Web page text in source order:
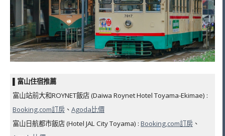
▌富山住宿推薦
富山站前大和ROYNET飯店 (Daiwa Roynet Hotel Toyama-Ekimae) :
Booking,com訂房 、 Agoda比價
富山日航都市飯店 (Hotel JAL City Toyama) : Booking,com訂房 、